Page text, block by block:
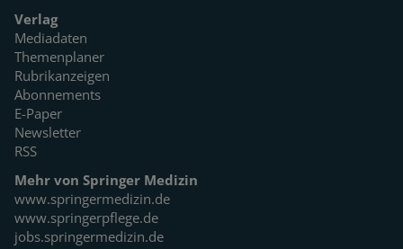
Verlag
Mediadaten
Themenplaner
Rubrikanzeigen
Abonnements
E-Paper
Newsletter
RSS
Mehr von Springer Medizin
www.springermedizin.de
www.springerpflege.de
jobs.springermedizin.de